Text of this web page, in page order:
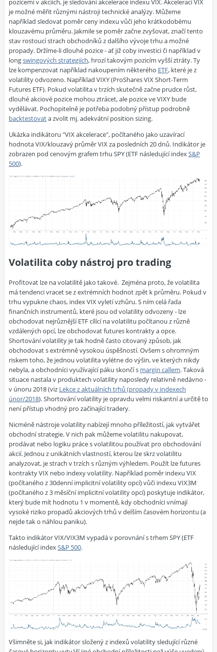
pozicemi v akciích, je sledování akcelerace indexu VIX. Akceleraci VIX
je možné měřit různými nástroji technické analýzy. Můžeme
například sledovat poměr ceny indexu vůči jeho krátkodobému
klouzavému průměru. Jakmile se poměr začne zvyšovat, značí tento
stav rostoucí strach obchodníků z dalšího vývoje trhu a možné
propady. Držíme-li dlouhé pozice - ať již coby investici či například v
longswingových strategiích, hrozí takovým pozicím vyšší ztráty. Ty
lze kompenzovat například nakoupením některého ETF, které je z
volatility odvozeno. Například VIXY (ProShares VIX Short-Term
Futures ETF). Pokud volatilita v trzích skutečně začne prudce růst,
dlouhé akciové pozice mohou ztrácet, ale pozice ve VIXY bude
vydělávat. Pochopitelně je potřeba podobný přístup podrobně
backtestovata zvolit mj. adekvátní position sizing.
Ukázka indikátoru "VIX akcelerace", počítaného jako uzavírací
hodnota VIX/klouzavý průměr VIX za posledních 20 dnů. Indikátor je
zobrazen pod cenovým grafem trhu SPY (ETF následující indexS&P
500).
Volatilita coby nástroj pro trading
Profitovat lze na volatilitě jako takové. Zejména proto, že volatilita
má tendenci vracet se z extrémních hodnot zpět k průměru. Pokud v
trhu vypukne chaos, index VIX vyletí vzhůru. S ním celá řada
finančních instrumentů, které jsou od volatility odvozeny - lze
obchodovat nejrůznější ETF cílící na volatilitu počítanou z různě
vzdálených opcí, lze obchodovat futures kontrakty a opce.
Shortování volatility je tak hodně často citovaný způsob, jak
obchodovat s extrémně vysokou úspěšností. Ovšem s ohromným
riskem toho, že jednou volatilita vylétne do výšin, ve kterých nikdy
nebyla, a obchodníci využívající páku skončí s margin callem. Taková
situace nastala v produktech volatility naposledy relativně nedávno -
v únoru 2018 (viz Lekce z aktuálních trhů (propady v indexech
únor/2018). Shortování volatility je opravdu velmi riskantní a určitě to
není přístup vhodný pro začínající tradery.
Nicméně nástroje volatility nabízejí mnoho příležitostí, jak vytvářet
obchodní strategie. V nich pak můžeme volatilitu nakupovat,
prodávat nebo logiku práce s volatilitou používat pro obchodování
akcií. Jednou z unikátních vlastností, kterou lze skrz volatilitu
analyzovat, je strach v trzích s různým výhledem. Použít lze futures
kontrakty VIX nebo indexy volatility. Například poměr indexu VIX
(počítaného z 30denní implicitní volatility opcí) vůči indexu VIX3M
(počítaného z 3 měsíční implicitní volatility opcí) poskytuje indikátor,
který bude mít hodnotu 1 v momentě, kdy obchodníci vnímají
vysoké riziko propadů akciových trhů v delším časovém horizontu (a
nejde tak o náhlou paniku).
Takto indikátor VIX/VIX3M vypadá v porovnání s trhem SPY (ETF
následující indexS&P 500.
Všimněte si, jak indikátor složený z indexů volatility sledující různé